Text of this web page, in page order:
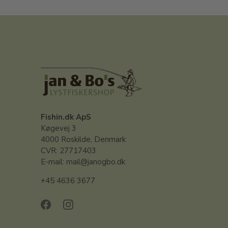
Fishin.dk ApS
Køgevej 3
4000 Roskilde, Denmark
CVR: 27717403
E-mail: mail@janogbo.dk
+45 4636 3677